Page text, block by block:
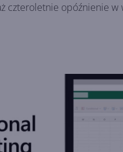
czteroletnie opóźnienie w